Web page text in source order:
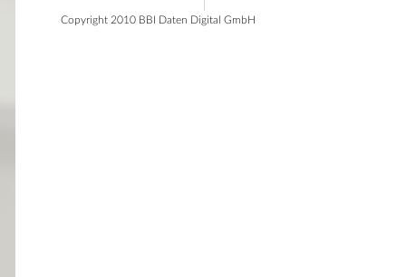
Copyright 2010 BBI Daten Digital GmbH